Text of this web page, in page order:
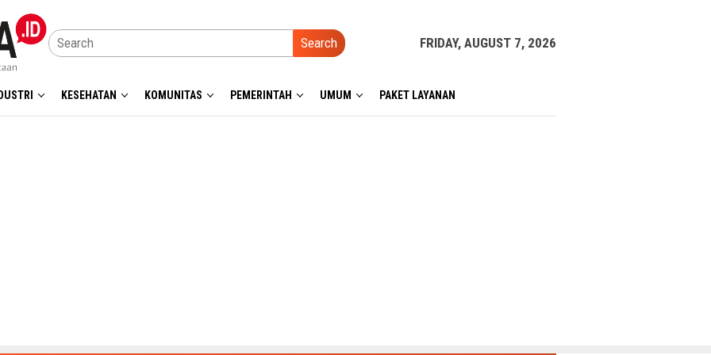
Search FRIDAY, AUGUST 7, 2026
KESEHATAN KOMUNITAS PEMERINTAH UMUM PAKET LAYANAN